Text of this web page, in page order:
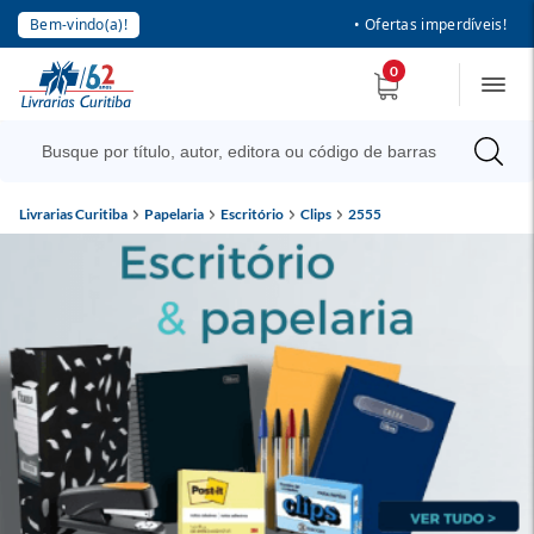
Bem-vindo(a)! • Ofertas imperdíveis!
0
Livrarias Curitiba Papelaria Escritório Clips 2555